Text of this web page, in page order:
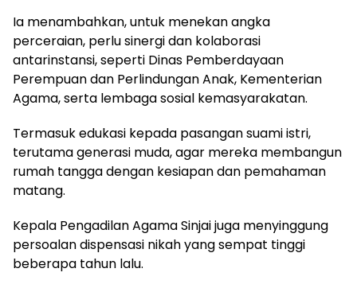
Ia menambahkan, untuk menekan angka
perceraian, perlu sinergi dan kolaborasi
antarinstansi, seperti Dinas Pemberdayaan
Perempuan dan Perlindungan Anak, Kementerian
Agama, serta lembaga sosial kemasyarakatan.
Termasuk edukasi kepada pasangan suami istri,
terutama generasi muda, agar mereka membangun
rumah tangga dengan kesiapan dan pemahaman
matang.
Kepala Pengadilan Agama Sinjai juga menyinggung
persoalan dispensasi nikah yang sempat tinggi
beberapa tahun lalu.